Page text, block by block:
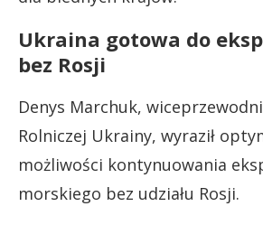
Ukraina gotowa do
bez Rosji
Denys Marchuk,
Rolniczej Ukrainy, wyraził
możliwości kontynuowania
morskiego bez udziału Rosji.